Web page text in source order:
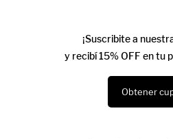
¡Suscribite a
y recibí 15% OFF en tu
Obtener